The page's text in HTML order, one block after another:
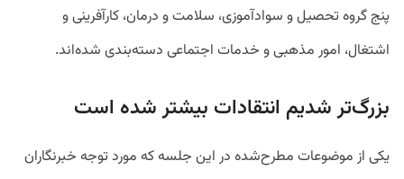
پنج گروه تحصیل و سوادآموزی، سلامت و درمان، کارآفرینی و
اشتغال، امور مذهبی و خدمات اجتماعی دسته‌بندی شده‌اند.
بزرگ‌تر شدیم انتقادات بیشتر شده است
یکی از موضوعات مطرح‌شده در این جلسه که مورد توجه خبرنگاران